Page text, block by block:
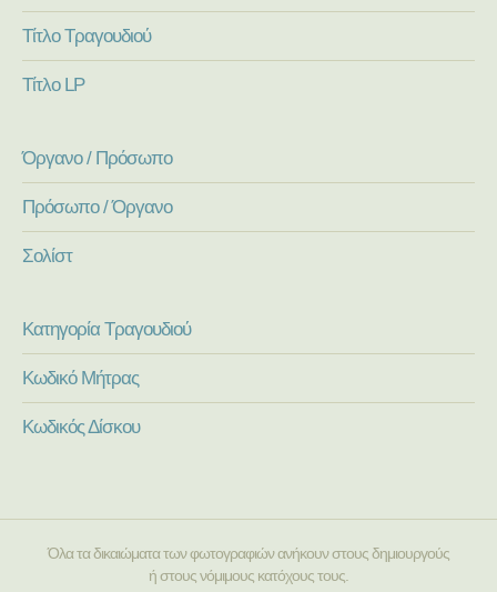
Τίτλο Τραγουδιού
Τίτλο LP
Όργανο / Πρόσωπο
Πρόσωπο / Όργανο
Σολίστ
Κατηγορία Τραγουδιού
Κωδικό Μήτρας
Κωδικός Δίσκου
Όλα τα δικαιώματα των φωτογραφιών ανήκουν στους δημιουργούς
ή στους νόμιμους κατόχους τους.